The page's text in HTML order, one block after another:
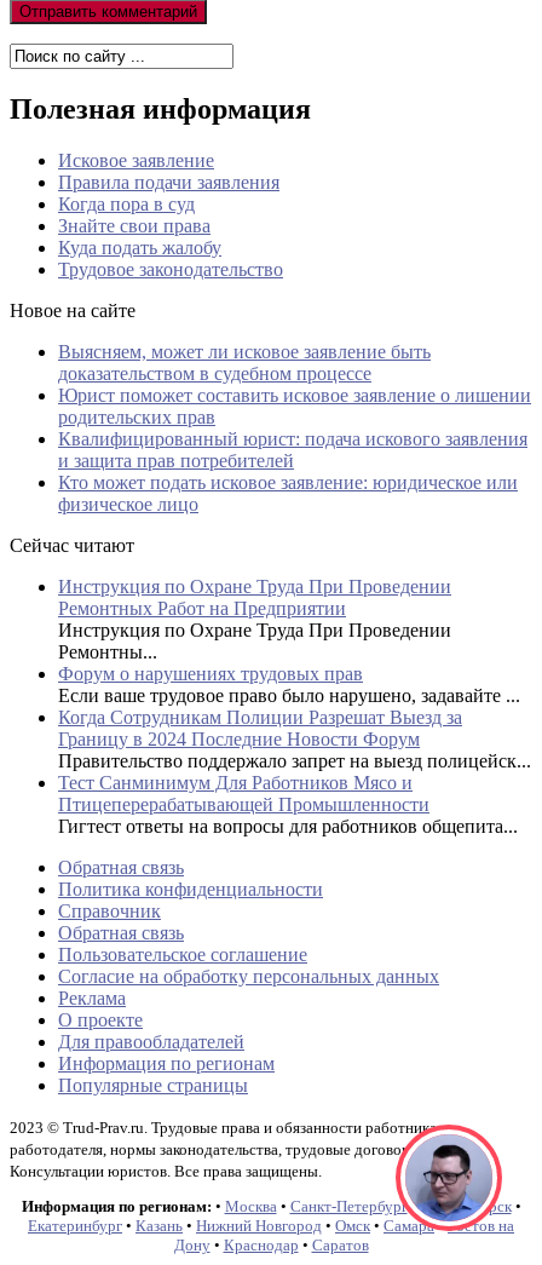
Полезная информация
Исковое заявление
Правила подачи заявления
Когда пора в суд
Знайте свои права
Куда подать жалобу
Трудовое законодательство
Новое на сайте
Выясняем, может ли исковое заявление быть
доказательством в судебном процессе
Юрист поможет составить исковое заявление о лишении
родительских прав
Квалифицированный юрист: подача искового заявления
и защита прав потребителей
Кто может подать исковое заявление: юридическое или
физическое лицо
Сейчас читают
Инструкция по Охране Труда При Проведении
Ремонтных Работ на Предприятии
Инструкция по Охране Труда При Проведении
Ремонтны...
Форум о нарушениях трудовых прав
Если ваше трудовое право было нарушено, задавайте ...
Когда Сотрудникам Полиции Разрешат Выезд за
Границу в 2024 Последние Новости Форум
Правительство поддержало запрет на выезд полицейск...
Тест Санминимум Для Работников Мясо и
Птицеперерабатывающей Промышленности
Гигтест ответы на вопросы для работников общепита...
Обратная связь
Политика конфиденциальности
Справочник
Обратная связь
Пользовательское соглашение
Согласие на обработку персональных данных
Реклама
О проекте
Для правообладателей
Информация по регионам
Популярные страницы
2023 © Trud-Prav.ru. Трудовые права и обязанности работника и
работодателя, нормы законодательства, трудовые договоры и акты.
Консультации юристов. Все права защищены.
Информация по регионам: • Москва • Санкт-Петербург•Новосибирск•
Екатеринбург • Казань • Нижний Новгород • Омск • Самара•Ростов на
Дону• Краснодар • Саратов